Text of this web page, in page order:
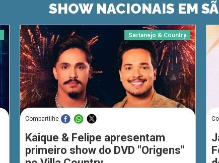
SHOW NACIONAIS EM
Sertanejo & Country
Compartilhe
Kaique & Felipe apresentam
primeiro show do DVD "Origens"